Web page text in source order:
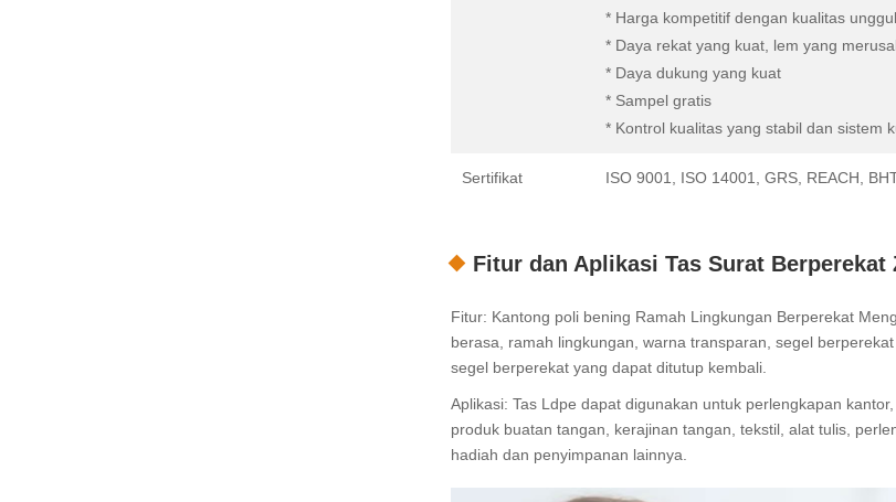
* Harga kompetitif dengan kualitas unggul
* Daya rekat yang kuat, lem yang
* Daya dukung yang kuat
* Sampel gratis
* Kontrol kualitas yang stabil dan sistem
Sertifikat ISO 9001, ISO 14001, GRS, REACH,
Fitur dan Aplikasi Tas Surat Berperekat
Fitur: Kantong poli bening Ramah Lingkungan Berperekat
berasa, ramah lingkungan, warna transparan, segel
segel berperekat yang dapat ditutup kembali.
Aplikasi: Tas Ldpe dapat digunakan untuk perlengkapan
produk buatan tangan, kerajinan tangan, tekstil, alat tulis,
hadiah dan penyimpanan lainnya.